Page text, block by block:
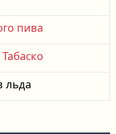
пива
Табаско
льда